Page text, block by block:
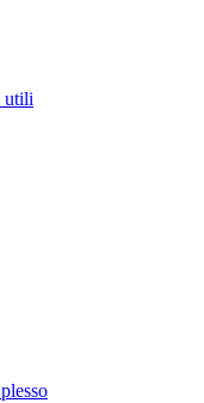
utili